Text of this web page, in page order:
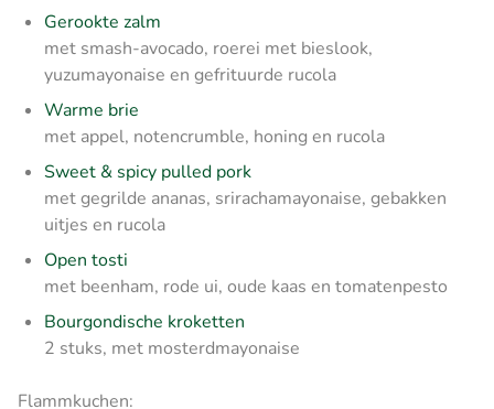
Gerookte zalm
met smash-avocado, roerei met bieslook,
yuzumayonaise en gefrituurde rucola
Warme brie
met appel, notencrumble, honing en rucola
Sweet & spicy pulled pork
met gegrilde ananas, srirachamayonaise, gebakken
uitjes en rucola
Open tosti
met beenham, rode ui, oude kaas en tomatenpesto
Bourgondische kroketten
2 stuks, met mosterdmayonaise
Flammkuchen: